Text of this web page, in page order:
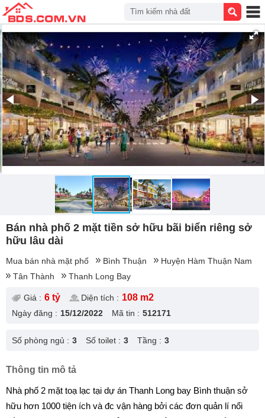
Bán nhà phố 2 mặt tiền sở hữu bãi biển riêng sở
hữu lâu dài
Mua bán nhà mặt phố Bình Thuận
Huyện Hàm Thuận Nam
Tân Thành
Thanh Long Bay
Giá : 6 tỷ Diện tích : 108 m2
Ngày đăng : 15/12/2022 Mã tin : 512171
Số phòng ngủ : 3 Số toilet : 3 Tầng : 3
Thông tin mô tả
Nhà phố 2 mặt toạ lạc tại dự án Thanh Long bay Bình thuận sở
hữu hơn 1000 tiện ích và đc vận hàng bởi các đơn quản lí nổi
Tìm kiếm nhà đất